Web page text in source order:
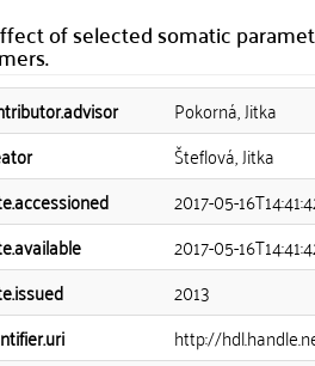
of selected somatic
Pokorná, Jitka
Šteflová, Jitka
2017-05-
2017-05-
2013
http://